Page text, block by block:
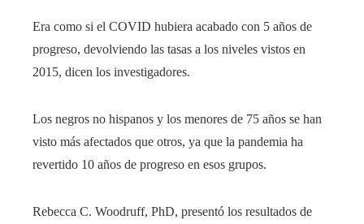
Era como si el COVID hubiera acabado con 5 años de
progreso, devolviendo las tasas a los niveles vistos en
2015, dicen los investigadores.
Los negros no hispanos y los menores de 75 años se han
visto más afectados que otros, ya que la pandemia ha
revertido 10 años de progreso en esos grupos.
Rebecca C. Woodruff, PhD, presentó los resultados de